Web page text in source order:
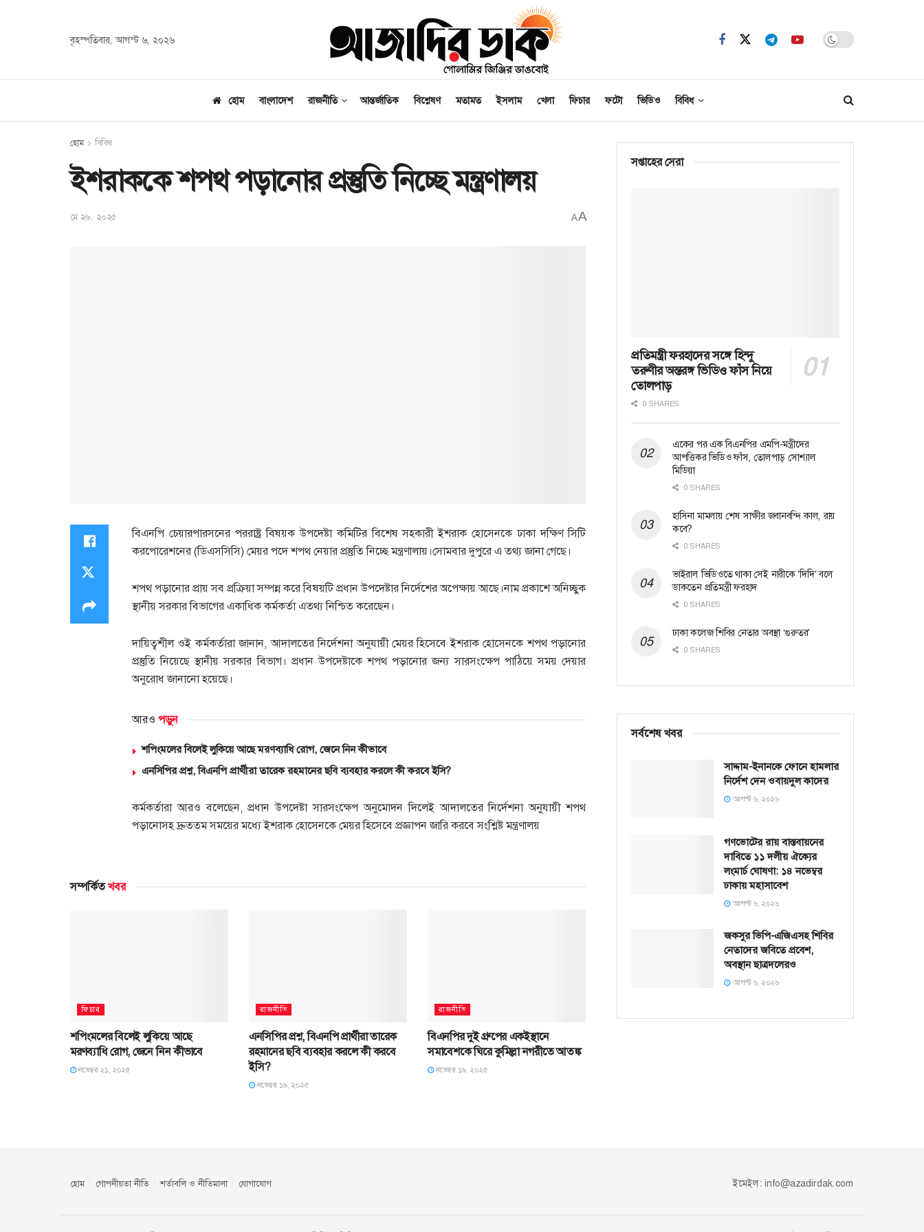
বৃহস্পতিবার, আগস্ট ৬, ২০২৬
হোম বাংলাদেশ রাজনীতি আন্তর্জাতিক বিশ্লেষণ মতামত ইসলাম খেলা ফিচার ফটো ভিডিও বিবিধ
হোম বিবিধ
ইশরাককে শপথ পড়ানোর প্রস্তুতি নিচ্ছে মন্ত্রণালয়
মে ২৬, ২০২৫ AA
বিএনপি চেয়ারপারসনের পররাষ্ট্র বিষয়ক উপদেষ্টা কমিটির বিশেষ সহকারী ইশরাক হোসেনকে ঢাকা দক্ষিণ সিটি
করপোরেশনের (ডিএসসিসি) মেয়র পদে শপথ নেয়ার প্রস্তুতি নিচ্ছে মন্ত্রণালায়।সোমবার দুপুরে এ তথ্য জানা গেছে।
শপথ পড়ানোর প্রায় সব প্রক্রিয়া সম্পন্ন করে বিষয়টি প্রধান উপদেষ্টার নির্দেশের অপেক্ষায় আছে।নাম প্রকাশে অনিচ্ছুক
স্থানীয় সরকার বিভাগের একাধিক কর্মকর্তা এতথ্য নিশ্চিত করেছেন।
দায়িত্বশীল ওই কর্মকর্তারা জানান, আদালতের নির্দেশনা অনুযায়ী মেয়র হিসেবে ইশরাক হোসেনকে শপথ পড়ানোর
প্রস্তুতি নিয়েছে স্থানীয় সরকার বিভাগ। প্রধান উপদেষ্টাকে শপথ পড়ানোর জন্য সারসংক্ষেপ পাঠিয়ে সময় দেয়ার
অনুরোধ জানানো হয়েছে।
আরও পড়ুন
শপিংমলের বিলেই লুকিয়ে আছে মরণব্যাধি রোগ, জেনে নিন কীভাবে
এনসিপির প্রশ্ন, বিএনপি প্রার্থীরা তারেক রহমানের ছবি ব্যবহার করলে কী করবে ইসি?
কর্মকর্তারা আরও বলেছেন, প্রধান উপদেষ্টা সারসংক্ষেপ অনুমোদন দিলেই আদালতের নির্দেশনা অনুযায়ী শপথ
পড়ানোসহ দ্রুততম সময়ের মধ্যে ইশরাক হোসেনকে মেয়র হিসেবে প্রজ্ঞাপন জারি করবে সংশ্লিষ্ট মন্ত্রণালয়
সম্পর্কিতখবর
ফিচার
শপিংমলের বিলেই লুকিয়ে আছে
মরণব্যাধি রোগ, জেনে নিন কীভাবে
নভেম্বর ২১, ২০২৫
রাজনীতি
এনসিপির প্রশ্ন, বিএনপি প্রার্থীরা তারেক
রহমানের ছবি ব্যবহার করলে কী করবে
ইসি?
নভেম্বর ১৯, ২০২৫
রাজনীতি
বিএনপির দুই গ্রুপের একইস্থানে
সমাবেশকে ঘিরে কুমিল্লা নগরীতে আতঙ্ক
নভেম্বর ১৯, ২০২৫
সপ্তাহের সেরা
প্রতিমন্ত্রী ফরহাদের সঙ্গে হিন্দু
তরুণীর অন্তরঙ্গ ভিডিও ফাঁস নিয়ে
তোলপাড়
0 SHARES
একের পর এক বিএনপির এমপি-মন্ত্রীদের
আপত্তিকর ভিডিও ফাঁস, তোলপাড় সোশ্যাল
মিডিয়া
0 SHARES
হাসিনা মামলায় শেষ সাক্ষীর জবানবন্দি কাল, রায়
কবে?
0 SHARES
ভাইরাল ভিডিওতে থাকা সেই নারীকে ‘দিদি’ বলে
ডাকতেন প্রতিমন্ত্রী ফরহাদ
0 SHARES
ঢাকা কলেজ শিবির নেতার অবস্থা ‘গুরুতর’
0 SHARES
সর্বশেষ খবর
সাদ্দাম-ইনানকে ফোনে হামলার
নির্দেশ দেন ওবায়দুল কাদের
আগস্ট ৬, ২০২৬
গণভোটের রায় বাস্তবায়নের
দাবিতে ১১ দলীয় ঐক্যের
লংমার্চ ঘোষণা: ১৪ নভেম্বর
ঢাকায় মহাসাবেশ
আগস্ট ৬, ২০২৬
জকসুর ভিপি-এজিএসহ শিবির
নেতাদের জবিতে প্রবেশ,
অবস্থান ছাত্রদলেরও
আগস্ট ৬, ২০২৬
হোম গোপনীয়তা নীতি শর্তাবলি ও নীতিমালা যোগাযোগ ইমেইল: info@azadirdak.com